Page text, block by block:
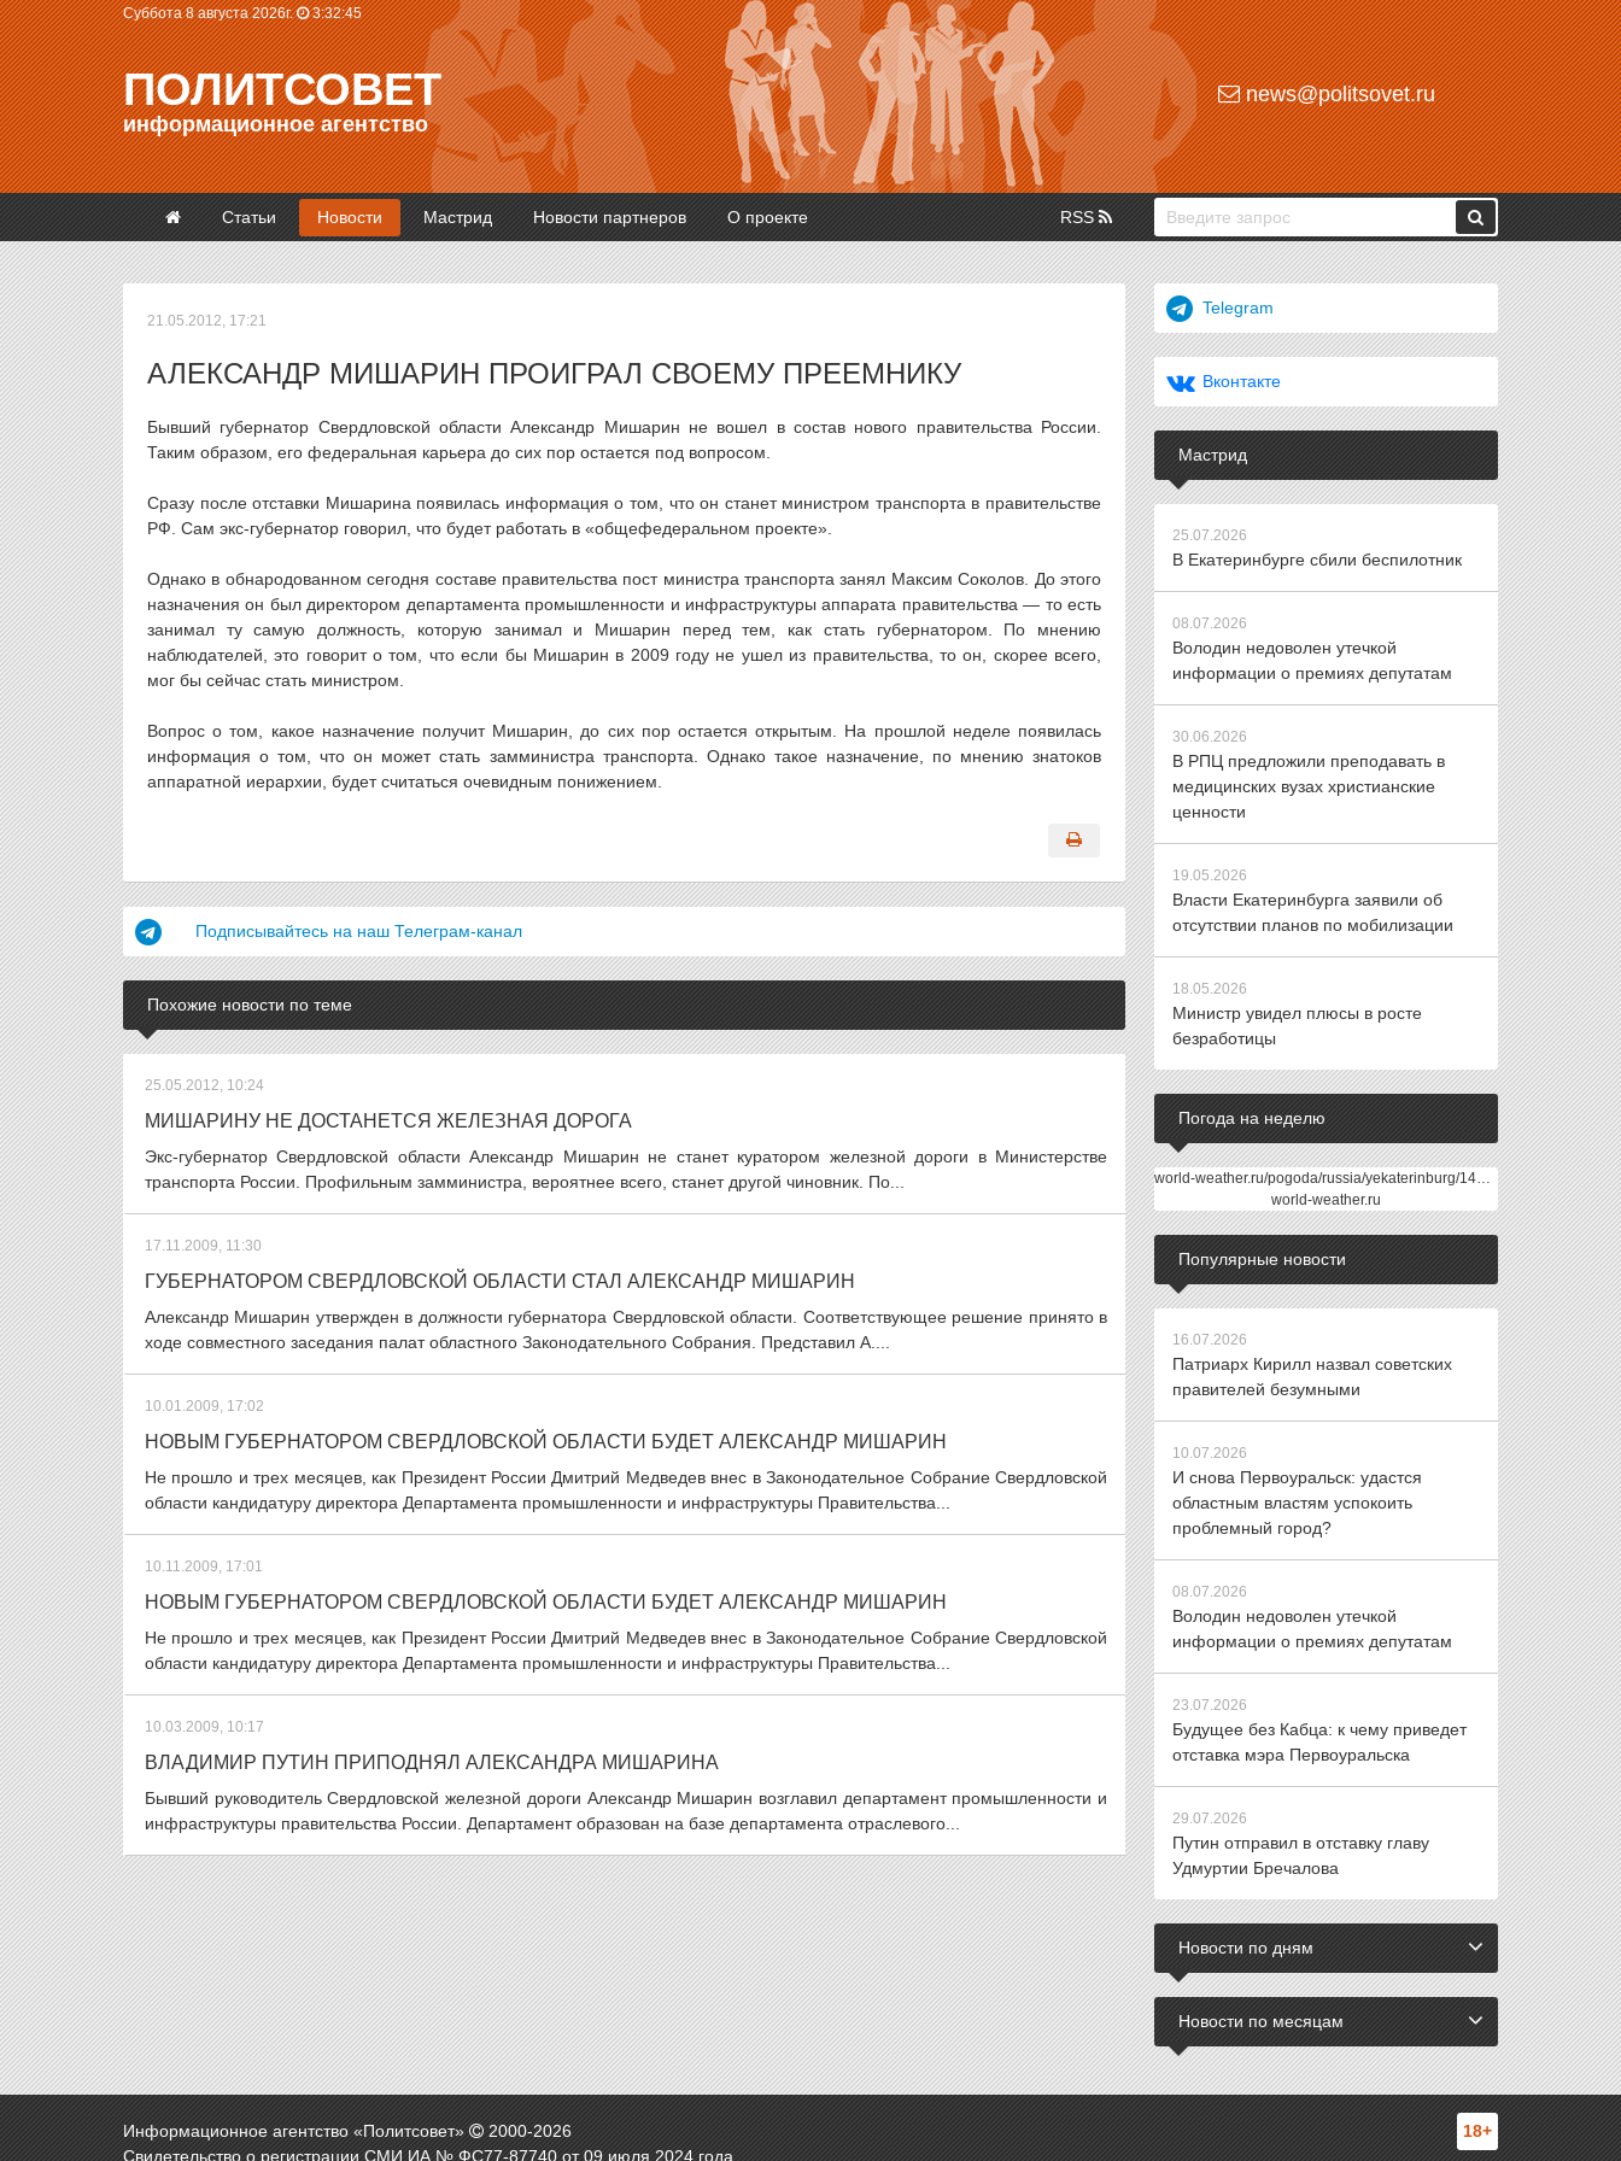
Суббота 8 августа 2026г. 3:32:45
ПОЛИТСОВЕТ
информационное агентство
news@politsovet.ru
Статьи Новости Мастрид Новости партнеров О проекте RSS
21.05.2012, 17:21
АЛЕКСАНДР МИШАРИН ПРОИГРАЛ СВОЕМУ ПРЕЕМНИКУ
Бывший губернатор Свердловской области Александр Мишарин не вошел в состав нового правительства России.
Таким образом, его федеральная карьера до сих пор остается под вопросом.
Сразу после отставки Мишарина появилась информация о том, что он станет министром транспорта в правительстве
РФ. Сам экс-губернатор говорил, что будет работать в «общефедеральном проекте».
Однако в обнародованном сегодня составе правительства пост министра транспорта занял Максим Соколов. До этого
назначения он был директором департамента промышленности и инфраструктуры аппарата правительства — то есть
занимал ту самую должность, которую занимал и Мишарин перед тем, как стать губернатором. По мнению
наблюдателей, это говорит о том, что если бы Мишарин в 2009 году не ушел из правительства, то он, скорее всего,
мог бы сейчас стать министром.
Вопрос о том, какое назначение получит Мишарин, до сих пор остается открытым. На прошлой неделе появилась
информация о том, что он может стать замминистра транспорта. Однако такое назначение, по мнению знатоков
аппаратной иерархии, будет считаться очевидным понижением.
Подписывайтесь на наш Телеграм-канал
Похожие новости по теме
25.05.2012, 10:24
МИШАРИНУ НЕ ДОСТАНЕТСЯ ЖЕЛЕЗНАЯ ДОРОГА
Экс-губернатор Свердловской области Александр Мишарин не станет куратором железной дороги в Министерстве
транспорта России. Профильным замминистра, вероятнее всего, станет другой чиновник. По...
17.11.2009, 11:30
ГУБЕРНАТОРОМ СВЕРДЛОВСКОЙ ОБЛАСТИ СТАЛ АЛЕКСАНДР МИШАРИН
Александр Мишарин утвержден в должности губернатора Свердловской области. Соответствующее решение принято в
ходе совместного заседания палат областного Законодательного Собрания. Представил А....
10.01.2009, 17:02
НОВЫМ ГУБЕРНАТОРОМ СВЕРДЛОВСКОЙ ОБЛАСТИ БУДЕТ АЛЕКСАНДР МИШАРИН
Не прошло и трех месяцев, как Президент России Дмитрий Медведев внес в Законодательное Собрание Свердловской
области кандидатуру директора Департамента промышленности и инфраструктуры Правительства...
10.11.2009, 17:01
НОВЫМ ГУБЕРНАТОРОМ СВЕРДЛОВСКОЙ ОБЛАСТИ БУДЕТ АЛЕКСАНДР МИШАРИН
Не прошло и трех месяцев, как Президент России Дмитрий Медведев внес в Законодательное Собрание Свердловской
области кандидатуру директора Департамента промышленности и инфраструктуры Правительства...
10.03.2009, 10:17
ВЛАДИМИР ПУТИН ПРИПОДНЯЛ АЛЕКСАНДРА МИШАРИНА
Бывший руководитель Свердловской железной дороги Александр Мишарин возглавил департамент промышленности и
инфраструктуры правительства России. Департамент образован на базе департамента отраслевого...
Telegram
Вконтакте
Мастрид
25.07.2026
В Екатеринбурге сбили беспилотник
08.07.2026
Володин недоволен утечкой
информации о премиях депутатам
30.06.2026
В РПЦ предложили преподавать в
медицинских вузах христианские
ценности
19.05.2026
Власти Екатеринбурга заявили об
отсутствии планов по мобилизации
18.05.2026
Министр увидел плюсы в росте
безработицы
Погода на неделю
world-weather.ru/pogoda/russia/yekaterinburg/14days/
world-weather.ru
Популярные новости
16.07.2026
Патриарх Кирилл назвал советских
правителей безумными
10.07.2026
И снова Первоуральск: удастся
областным властям успокоить
проблемный город?
08.07.2026
Володин недоволен утечкой
информации о премиях депутатам
23.07.2026
Будущее без Кабца: к чему приведет
отставка мэра Первоуральска
29.07.2026
Путин отправил в отставку главу
Удмуртии Бречалова
Новости по дням
Новости по месяцам
Информационное агентство «Политсовет» 2000-2026
Свидетельство о регистрации СМИ ИА № ФС77-87740 от 09 июля 2024 года.
18+